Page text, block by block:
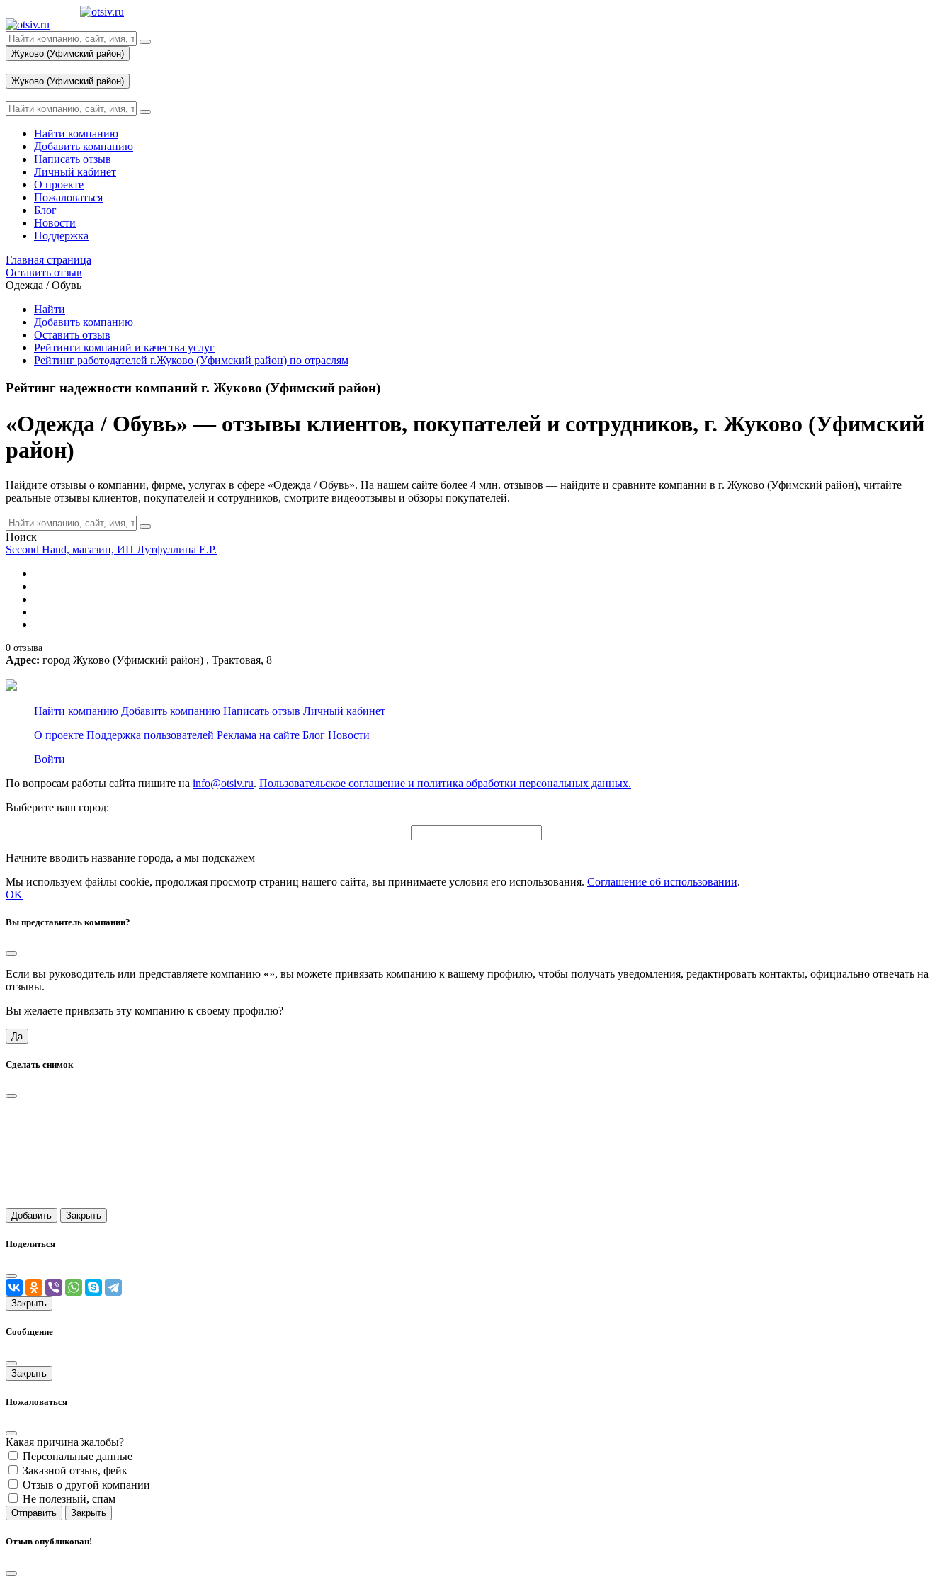
Жуково (Уфимский район)
Жуково (Уфимский район)
Найти компанию
Добавить компанию
Написать отзыв
Личный кабинет
О проекте
Пожаловаться
Блог
Новости
Поддержка
Главная страница
Оставить отзыв
Одежда / Обувь
Найти
Добавить компанию
Оставить отзыв
Рейтинги компаний и качества услуг
Рейтинг работодателей г.Жуково (Уфимский район) по отраслям
Рейтинг надежности компаний г. Жуково (Уфимский район)
«Одежда / Обувь» — отзывы клиентов, покупателей и сотрудников, г. Жуково (Уфимский
район)
Найдите отзывы о компании, фирме, услугах в сфере «Одежда / Обувь». На нашем сайте более 4 млн. отзывов — найдите и сравните компании в г. Жуково (Уфимский район), читайте
реальные отзывы клиентов, покупателей и сотрудников, смотрите видеоотзывы и обзоры покупателей.
Поиск
Second Hand, магазин, ИП Лутфуллина Е.Р.
0 отзыва
Адрес: город Жуково (Уфимский район) , Трактовая, 8
Найти компанию Добавить компанию Написать отзыв Личный кабинет
О проекте Поддержка пользователей Реклама на сайте Блог Новости
Войти
По вопросам работы сайта пишите на info@otsiv.ru. Пользовательское соглашение и политика обработки персональных данных.
Выберите ваш город:
Начните вводить название города, а мы подскажем
Мы используем файлы cookie, продолжая просмотр страниц нашего сайта, вы принимаете условия его использования. Соглашение об использовании.
OK
Вы представитель компании?
Если вы руководитель или представляете компанию «», вы можете привязать компанию к вашему профилю, чтобы получать уведомления, редактировать контакты, официально отвечать на
отзывы.
Вы желаете привязать эту компанию к своему профилю?
Да
Сделать снимок
Добавить Закрыть
Поделиться
Закрыть
Сообщение
Закрыть
Пожаловаться
Какая причина жалобы?
Персональные данные
Заказной отзыв, фейк
Отзыв о другой компании
Не полезный, спам
Отправить Закрыть
Отзыв опубликован!